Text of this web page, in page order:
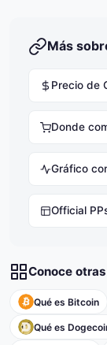
Más
Precio de
Donde
Gráfico
Official
Conoce
Qué es Bitcoin
Qué es